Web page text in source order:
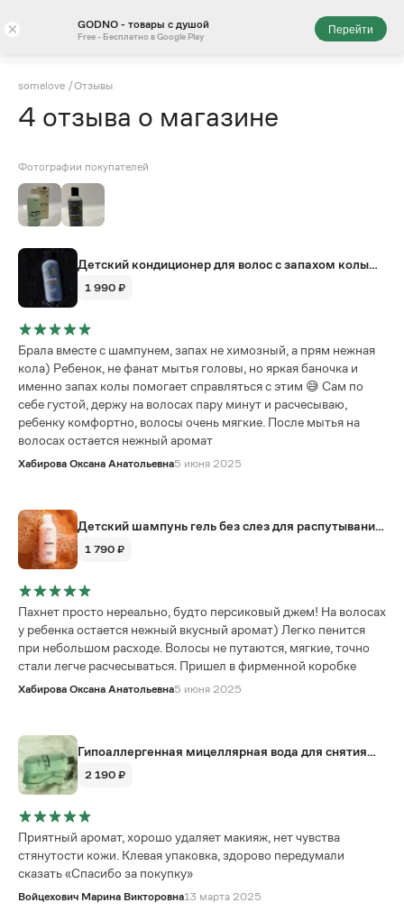
× GODNO - товары с душой
Free - Бесплатно в Google Play
Перейти
somelove /Отзывы
4 отзыва о магазине
Фотографии покупателей
Детский кондиционер для волос с запахом колы
somelove, 250 мл
1 990 ₽
Брала вместе с шампунем, запах не химозный, а прям нежная
кола) Ребенок, не фанат мытья головы, но яркая баночка и
именно запах колы помогает справляться с этим 😅 Сам по
себе густой, держу на волосах пару минут и расчесываю,
ребенку комфортно, волосы очень мягкие. После мытья на
волосах остается нежный аромат
Хабирова Оксана Анатольевна5 июня 2025
Детский шампунь гель без слез для распутывания
волос somelove, 250 мл
1 790 ₽
Пахнет просто нереально, будто персиковый джем! На волосах
у ребенка остается нежный вкусный аромат) Легко пенится
при небольшом расходе. Волосы не путаются, мягкие, точно
стали легче расчесываться. Пришел в фирменной коробке
Хабирова Оксана Анатольевна5 июня 2025
Гипоаллергенная мицеллярная вода для снятия
макияжа с лица и глаз, 250 мл
2 190 ₽
Приятный аромат, хорошо удаляет макияж, нет чувства
стянутости кожи. Клевая упаковка, здорово передумали
сказать «Спасибо за покупку»
Войцехович Марина Викторовна13 марта 2025